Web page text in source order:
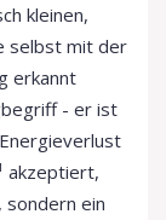
kleinen,
selbst mit der
erkannt
- er ist
akzeptiert,
ein